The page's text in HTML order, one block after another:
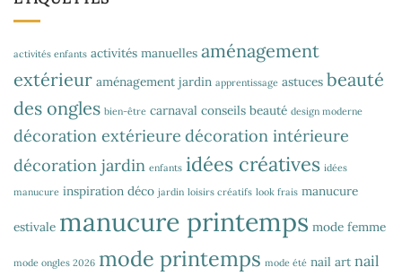
activités enfants activités manuelles aménagement
extérieur aménagement jardin apprentissage astuces beauté
des ongles bien-être carnaval conseils beauté design moderne
décoration extérieure décoration intérieure
décoration jardin enfants idées créatives idées
manucure inspiration déco jardin loisirs créatifs look frais manucure
estivale manucure printemps mode femme
mode ongles 2026 mode printemps mode été nail art nail